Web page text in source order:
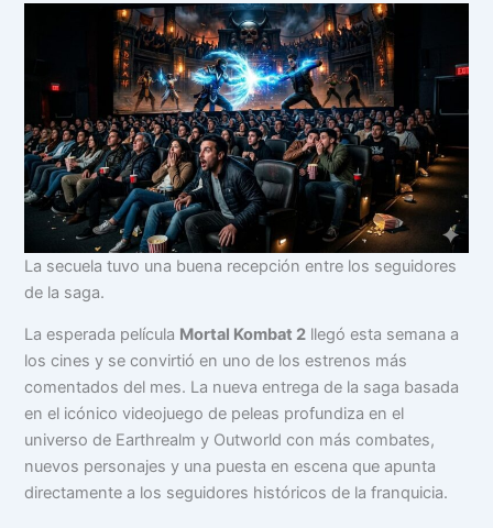
La secuela tuvo una buena recepción entre los seguidores
de la saga.
La esperada película Mortal Kombat 2 llegó esta semana a
los cines y se convirtió en uno de los estrenos más
comentados del mes. La nueva entrega de la saga basada
en el icónico videojuego de peleas profundiza en el
universo de Earthrealm y Outworld con más combates,
nuevos personajes y una puesta en escena que apunta
directamente a los seguidores históricos de la franquicia.